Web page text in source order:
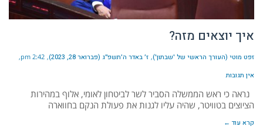
איך יוצאים מזה?
זפט מוטי (העורך הראשי של 'שבתון') ז׳ באדר ה׳תשפ״ג (פברואר 28, 2023) 2:42 pm
אין תגובות
נראה כי ראש הממשלה הסביר לשר לביטחון לאומי, אלוף במהירות
הציוצים בטוויטר, שהיה עליו לגנות את פעולת הנקם בחווארה
קרא עוד ←